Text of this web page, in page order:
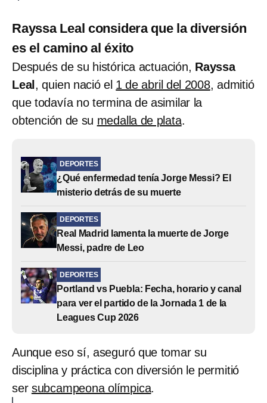
Rayssa Leal considera que la diversión
es el camino al éxito
Después de su histórica actuación, Rayssa
Leal, quien nació el 1 de abril del 2008, admitió
que todavía no termina de asimilar la
obtención de su medalla de plata.
DEPORTES
¿Qué enfermedad tenía Jorge Messi? El
misterio detrás de su muerte
DEPORTES
Real Madrid lamenta la muerte de Jorge
Messi, padre de Leo
DEPORTES
Portland vs Puebla: Fecha, horario y canal
para ver el partido de la Jornada 1 de la
Leagues Cup 2026
Aunque eso sí, aseguró que tomar su
disciplina y práctica con diversión le permitió
ser subcampeona olímpica.